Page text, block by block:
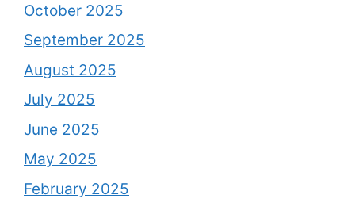
October 2025
September 2025
August 2025
July 2025
June 2025
May 2025
February 2025